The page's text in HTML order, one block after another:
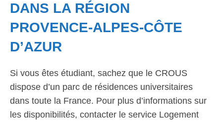
DANS LA RÉGION
PROVENCE-ALPES-CÔTE
D’AZUR
Si vous êtes étudiant, sachez que le CROUS
dispose d’un parc de résidences universitaires
dans toute la France. Pour plus d’informations sur
les disponibilités, contacter le service Logement